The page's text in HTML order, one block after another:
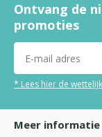
Ontvang de
promoties
* Lees hier de
Meer informatie